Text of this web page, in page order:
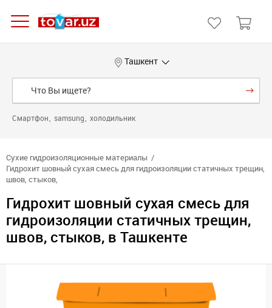
Ташкент
Смартфон samsung холодильник
Сухие гидроизоляционные материалы
Гидрохит шовный сухая смесь для гидроизоляции статичных трещин,
швов, стыков,
Гидрохит шовный сухая смесь для
гидроизоляции статичных трещин,
швов, стыков, в Ташкенте